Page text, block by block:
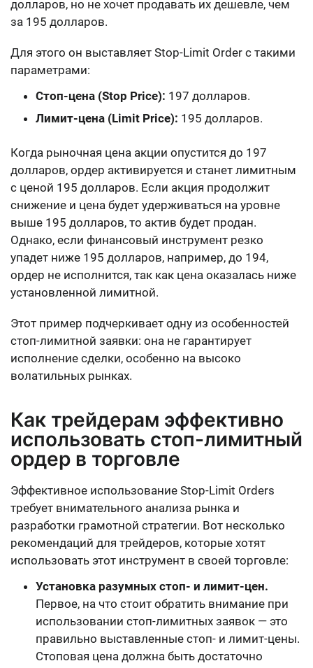
долларов, но не хочет продавать их дешевле, чем
за 195 долларов.
Для этого он выставляет Stop-Limit Order с такими
параметрами:
Стоп-цена (Stop Price): 197 долларов.
Лимит-цена (Limit Price): 195 долларов.
Когда рыночная цена акции опустится до 197
долларов, ордер активируется и станет лимитным
с ценой 195 долларов. Если акция продолжит
снижение и цена будет удерживаться на уровне
выше 195 долларов, то актив будет продан.
Однако, если финансовый инструмент резко
упадет ниже 195 долларов, например, до 194,
ордер не исполнится, так как цена оказалась ниже
установленной лимитной.
Этот пример подчеркивает одну из особенностей
стоп-лимитной заявки: она не гарантирует
исполнение сделки, особенно на высоко
волатильных рынках.
Как трейдерам эффективно
использовать стоп-лимитный
ордер в торговле
Эффективное использование Stop-Limit Orders
требует внимательного анализа рынка и
разработки грамотной стратегии. Вот несколько
рекомендаций для трейдеров, которые хотят
использовать этот инструмент в своей торговле:
Установка разумных стоп- и лимит-цен.
Первое, на что стоит обратить внимание при
использовании стоп-лимитных заявок — это
правильно выставленные стоп- и лимит-цены.
Стоповая цена должна быть достаточно